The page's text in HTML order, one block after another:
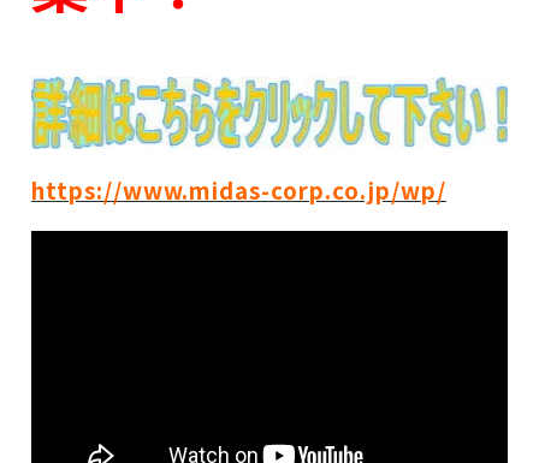
https://www.midas-corp.co.jp/wp/